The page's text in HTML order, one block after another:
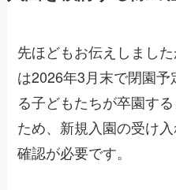
先ほどもお伝えしまし
は2026年3月末で閉園
る子どもたちが卒園す
ため、新規入園の受け
確認が必要です。